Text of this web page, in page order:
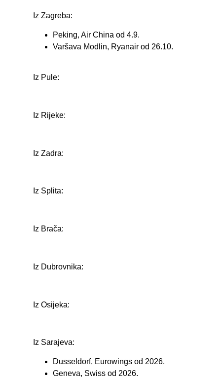
Iz Zagreba:
Peking, Air China od 4.9.
Varšava Modlin, Ryanair od 26.10.
Iz Pule:
Iz Rijeke:
Iz Zadra:
Iz Splita:
Iz Brača:
Iz Dubrovnika:
Iz Osijeka:
Iz Sarajeva:
Dusseldorf, Eurowings od 2026.
Geneva, Swiss od 2026.